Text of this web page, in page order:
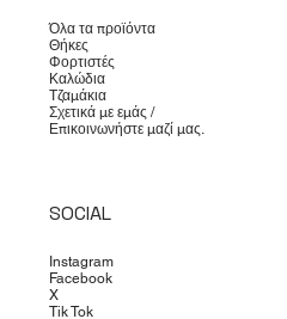
Όλα τα προϊόντα
Θήκες
Φορτιστές
Καλώδια
Τζαμάκια
Σχετικά με εμάς /
Επικοινωνήστε μαζί μας.
SOCIAL
Instagram
Facebook
X
Tik Tok